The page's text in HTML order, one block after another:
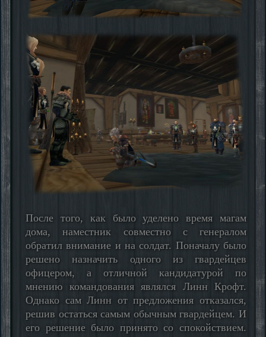
После того, как было уделено время магам
дома, наместник совместно с генералом
обратил внимание и на солдат. Поначалу было
решено назначить одного из гвардейцев
офицером, а отличной кандидатурой по
мнению командования являлся Линн Крофт.
Однако сам Линн от предложения отказался,
решив остаться самым обычным гвардейцем. И
его решение было принято со спокойствием.